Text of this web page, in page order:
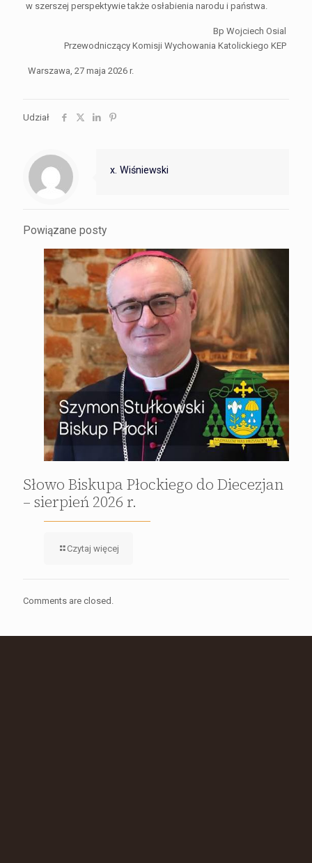
w szerszej perspektywie także osłabienia narodu i państwa.
Bp Wojciech Osial
Przewodniczący Komisji Wychowania Katolickiego KEP
Warszawa, 27 maja 2026 r.
Udział
x. Wiśniewski
Powiązane posty
Słowo Biskupa Płockiego do Diecezjan
– sierpień 2026 r.
Czytaj więcej
Comments are closed.